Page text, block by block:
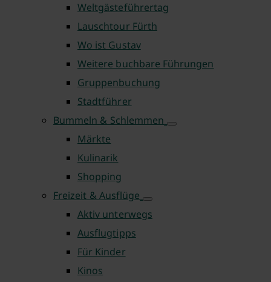
Weltgästeführertag
Lauschtour Fürth
Wo ist Gustav
Weitere buchbare Führungen
Gruppenbuchung
Stadtführer
Bummeln & Schlemmen
Märkte
Kulinarik
Shopping
Freizeit & Ausflüge
Aktiv unterwegs
Ausflugtipps
Für Kinder
Kinos